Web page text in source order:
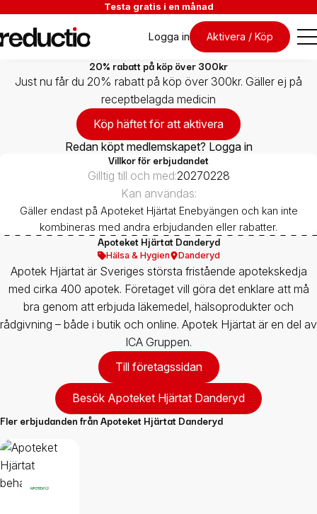
Testa gratis i en månad
Logga in Aktivera / Köp
20% rabatt på köp över 300kr
Just nu får du 20% rabatt på köp över 300kr. Gäller ej på
receptbelagda medicin
Köp häftet för att aktivera
Redan köpt medlemskapet? Logga in
Villkor för erbjudandet
Gilltig till och med:20270228
Kan användas:
Gäller endast på Apoteket Hjärtat Enebyängen och kan inte
kombineras med andra erbjudanden eller rabatter.
Apoteket Hjärtat Danderyd
Hälsa & Hygien Danderyd
Apotek Hjärtat är Sveriges största fristående apotekskedja
med cirka 400 apotek. Företaget vill göra det enklare att må
bra genom att erbjuda läkemedel, hälsoprodukter och
rådgivning – både i butik och online. Apotek Hjärtat är en del av
ICA Gruppen.
Till företagssidan
Besök Apoteket Hjärtat Danderyd
Fler erbjudanden frånApoteket Hjärtat Danderyd